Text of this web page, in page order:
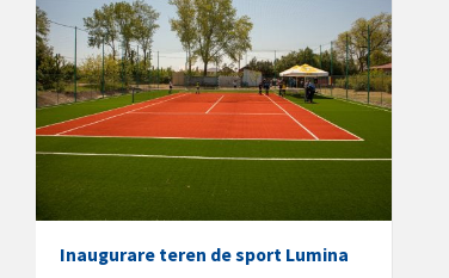
Inaugurare teren de sport Lumina